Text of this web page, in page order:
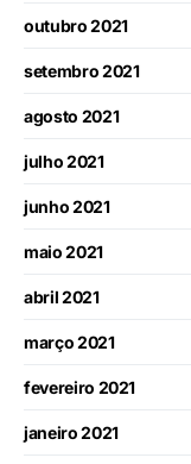
outubro 2021
setembro 2021
agosto 2021
julho 2021
junho 2021
maio 2021
abril 2021
março 2021
fevereiro 2021
janeiro 2021